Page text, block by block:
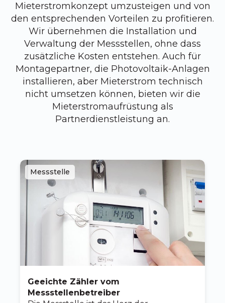
Mieterstromkonzept umzusteigen und von
den entsprechenden Vorteilen zu profitieren.
Wir übernehmen die Installation und
Verwaltung der Messstellen, ohne dass
zusätzliche Kosten entstehen. Auch für
Montagepartner, die Photovoltaik-Anlagen
installieren, aber Mieterstrom technisch
nicht umsetzen können, bieten wir die
Mieterstromaufrüstung als
Partnerdienstleistung an.
Messstelle
Geeichte Zähler vom
Messstellenbetreiber